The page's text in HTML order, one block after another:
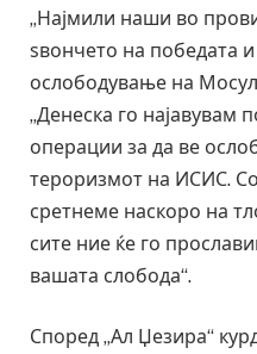
„Најмили наши во
ѕвончето на победата
ослободување на Мосул
„Денеска го најавувам
операции за да ве
тероризмот на ИСИС. Со
сретнеме наскоро на
сите ние ќе го
вашата слобода“.
Според „Ал Џезира“